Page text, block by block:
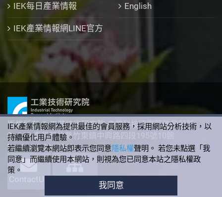
IEK每日產業情報
IEK產業情報網LINE官方
English
版權所有 © 工業技術研究院 產業科技國際策略發展所
310 臺灣新竹縣竹東鎮中興路四段195號10館
+886-3-5912340
ContactUs
IEK產業情報網為提供最佳的會員服務，採用網站分析技術，以
持續優化用戶體驗。
若繼續瀏覽本網站即表示您同意隱私權聲明。 若您未點選「我
同意」而繼續使用本網站，則視為您已同意本站之隱私權政
策。
我同意